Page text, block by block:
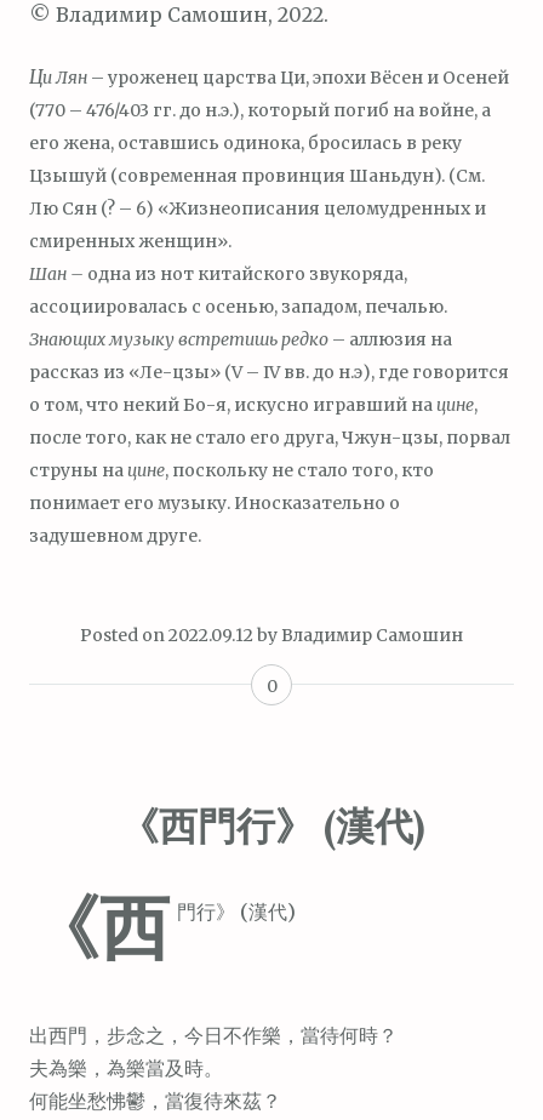
© Владимир Самошин, 2022.
Ци Лян – уроженец царства Ци, эпохи Вёсен и Осеней
(770 – 476/403 гг. до н.э.), который погиб на войне, а
его жена, оставшись одинока, бросилась в реку
Цзышуй (современная провинция Шаньдун). (См.
Лю Сян (? – 6) «Жизнеописания целомудренных и
смиренных женщин».
Шан – одна из нот китайского звукоряда,
ассоциировалась с осенью, западом, печалью.
Знающих музыку встретишь редко – аллюзия на
рассказ из «Ле-цзы» (V – IV вв. до н.э), где говорится
о том, что некий Бо-я, искусно игравший на цине,
после того, как не стало его друга, Чжун-цзы, порвал
струны на цине, поскольку не стало того, кто
понимает его музыку. Иносказательно о
задушевном друге.
Posted on2022.09.12 by Владимир Самошин
0
《西門行》 (漢代)
《西 門行》 (漢代)
出西門，步念之，今日不作樂，當待何時？
夫為樂，為樂當及時。
何能坐愁怫鬱，當復待來茲？